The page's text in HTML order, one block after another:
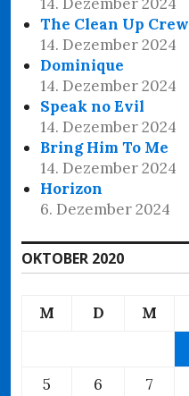
The Clean Up Crew
14. Dezember 2024
Dominique
14. Dezember 2024
Speak no Evil
14. Dezember 2024
Bring Him To Me
14. Dezember 2024
Horizon
6. Dezember 2024
OKTOBER 2020
M D M
5
6 7